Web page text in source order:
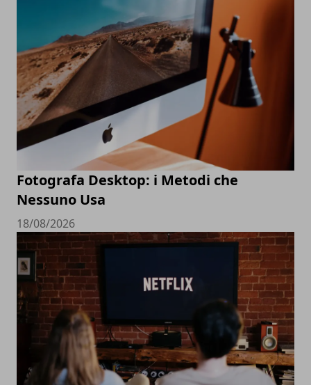
Fotografa Desktop: i Metodi che
Nessuno Usa
18/08/2026